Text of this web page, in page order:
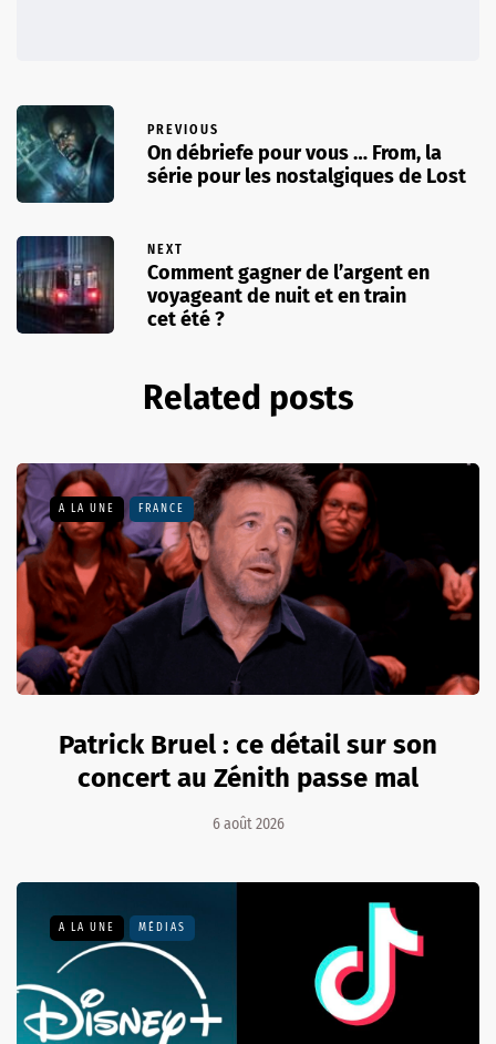
PREVIOUS
On débriefe pour vous … From, la
série pour les nostalgiques de Lost
NEXT
Comment gagner de l’argent en
voyageant de nuit et en train
cet été ?
Related posts
A LA UNE FRANCE
Patrick Bruel : ce détail sur son
concert au Zénith passe mal
6 août 2026
A LA UNE MÉDIAS